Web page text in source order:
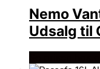
Nemo
Udsalg til